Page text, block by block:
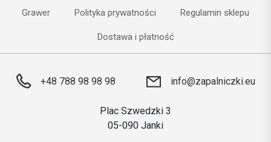
Grawer Polityka prywatności Regulamin sklepu
Dostawa i płatność
+48 788 98 98 98 info@zapalniczki.eu
Plac Szwedzki 3
05-090 Janki